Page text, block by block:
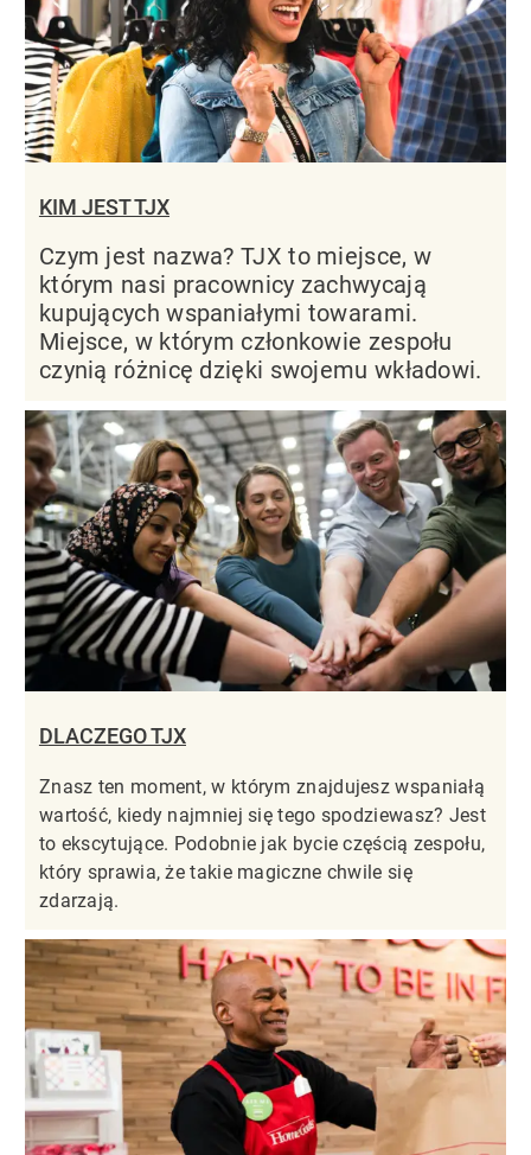
KIM JEST TJX
Czym jest nazwa? TJX to miejsce, w
którym nasi pracownicy zachwycają
kupujących wspaniałymi towarami.
Miejsce, w którym członkowie zespołu
czynią różnicę dzięki swojemu wkładowi.
DLACZEGO TJX
Znasz ten moment, w którym znajdujesz wspaniałą
wartość, kiedy najmniej się tego spodziewasz? Jest
to ekscytujące. Podobnie jak bycie częścią zespołu,
który sprawia, że takie magiczne chwile się
zdarzają.